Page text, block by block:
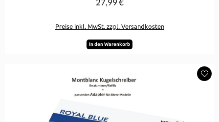
Regulärer Preis:
27,99 €
Preise inkl. MwSt. zzgl. Versandkosten
In den Warenkorb